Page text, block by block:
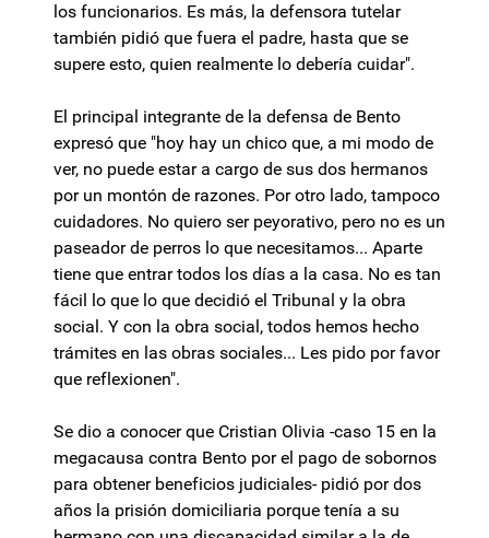
los funcionarios. Es más, la defensora tutelar
también pidió que fuera el padre, hasta que se
supere esto, quien realmente lo debería cuidar".
El principal integrante de la defensa de Bento
expresó que "hoy hay un chico que, a mi modo de
ver, no puede estar a cargo de sus dos hermanos
por un montón de razones. Por otro lado, tampoco
cuidadores. No quiero ser peyorativo, pero no es un
paseador de perros lo que necesitamos... Aparte
tiene que entrar todos los días a la casa. No es tan
fácil lo que lo que decidió el Tribunal y la obra
social. Y con la obra social, todos hemos hecho
trámites en las obras sociales... Les pido por favor
que reflexionen".
Se dio a conocer que Cristian Olivia -caso 15 en la
megacausa contra Bento por el pago de sobornos
para obtener beneficios judiciales- pidió por dos
años la prisión domiciliaria porque tenía a su